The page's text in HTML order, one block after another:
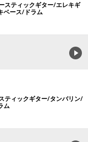
スティックギター/エレキギ
ベース/ドラム
ティックギター/タンバリン/
ム